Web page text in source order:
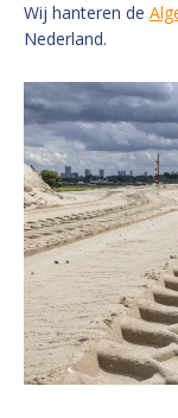
Wij hanteren de
Nederland.